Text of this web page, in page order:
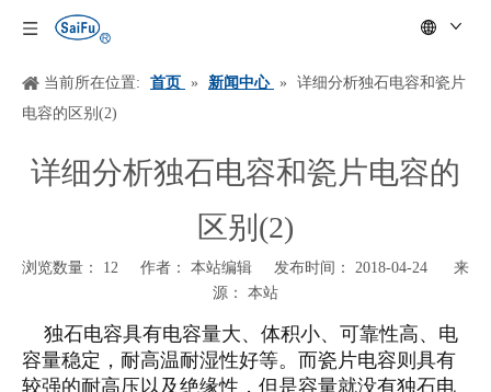
当前所在位置: 首页 » 新闻中心 »
详细分析独石电容和瓷片
电容的区别(2)
详细分析独石电容和瓷片电容的
区别(2)
浏览数量： 12 作者： 本站编辑 发布时间： 2018-04-24 来
源： 本站
["wechat","weibo","qzone","douban","email"]
独石电容具有电容量大、体积小、可靠性高、电
容量稳定，耐高温耐湿性好等。而瓷片电容则具有
较强的耐高压以及绝缘性，但是容量就没有独石电